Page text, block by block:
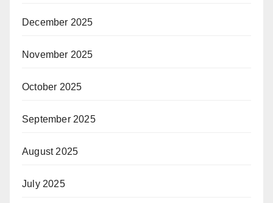
December 2025
November 2025
October 2025
September 2025
August 2025
July 2025